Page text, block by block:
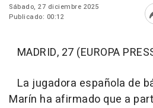
Sábado, 27 diciembre 2025
Publicado: 00:12
MADRID, 27 (EUROPA
La jugadora española de
Marín ha afirmado que a